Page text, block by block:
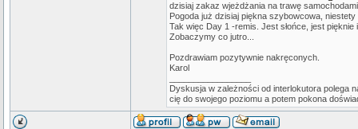
dzisiaj zakaz wjeżdżania na trawę
Pogoda już dzisiaj piękna szybowcowa,
Tak więc Day 1 -remis. Jest słońce, jest
Zobaczymy co jutro...
Pozdrawiam pozytywnie nakręconych.
Karol
Dyskusja w zależności od interlokutora polega
cię do swojego poziomu a potem pokona